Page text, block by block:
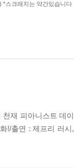
*스크래치는 약간있습니다
재 피아니스트 데이
!/출연 : 제프리 러시,